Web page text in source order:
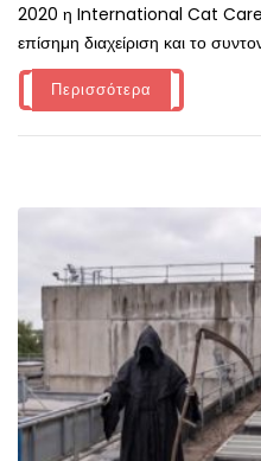
2020 η International Cat Care
επίσημη διαχείριση και το
Περισσότερα